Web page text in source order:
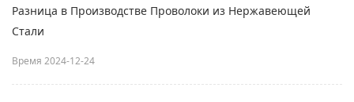
Разница в Производстве Проволоки из Нержавеющей
Стали
Время 2024-12-24